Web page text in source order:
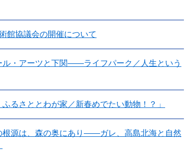
館協議会の開催について
ル・アーツと下関――ライフパーク／人生という
るさととわが家​／新春めでたい動物！？」
根源は、森の奥にあり——ガレ、高島北海と自然